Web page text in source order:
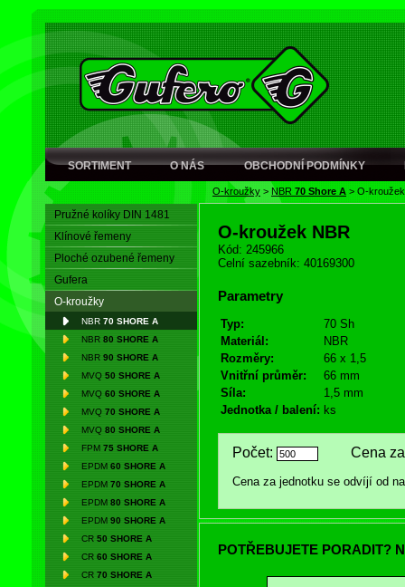
SORTIMENT O NÁS OBCHODNÍ PODMÍNKY
O-kroužky > NBR 70 Shore A > O-
Pružné kolíky DIN 1481
Klínové řemeny
Ploché ozubené řemeny
Gufera
O-kroužky
NBR 70 SHORE A
NBR 80 SHORE A
NBR 90 SHORE A
MVQ 50 SHORE A
MVQ 60 SHORE A
MVQ 70 SHORE A
MVQ 80 SHORE A
FPM 75 SHORE A
EPDM 60 SHORE A
EPDM 70 SHORE A
EPDM 80 SHORE A
EPDM 90 SHORE A
CR 50 SHORE A
CR 60 SHORE A
CR 70 SHORE A
O-kroužek NBR
Kód: 245966
Celní sazebník: 40169300
Parametry
Typ:
70 Sh
Materiál:
NBR
Rozměry:
66 x 1,5
Vnitřní průměr:
66 mm
Síla:
1,5 mm
Jednotka / balení: ks
Počet: Cena za
Cena za jednotku se odvíjí od
POTŘEBUJETE PORADIT?